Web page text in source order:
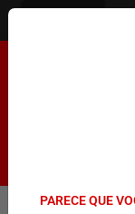
FACILITA
PARECE QUE